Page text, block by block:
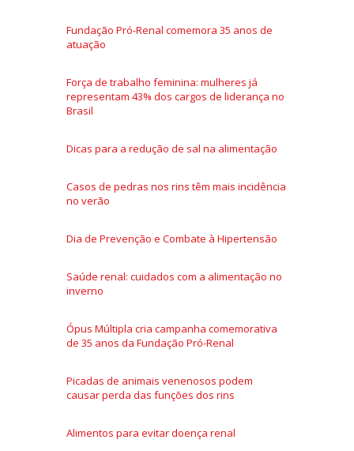
Fundação Pró-Renal comemora 35 anos de
atuação
Força de trabalho feminina: mulheres já
representam 43% dos cargos de liderança no
Brasil
Dicas para a redução de sal na alimentação
Casos de pedras nos rins têm mais incidência
no verão
Dia de Prevenção e Combate à Hipertensão
Saúde renal: cuidados com a alimentação no
inverno
Ópus Múltipla cria campanha comemorativa
de 35 anos da Fundação Pró-Renal
Picadas de animais venenosos podem
causar perda das funções dos rins
Alimentos para evitar doença renal